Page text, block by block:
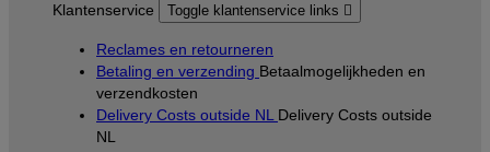
Klantenservice Toggle klantenservice links 
Reclames en retourneren
Betaling en verzending Betaalmogelijkheden en
verzendkosten
Delivery Costs outside NL Delivery Costs outside
NL